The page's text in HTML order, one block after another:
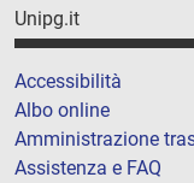
Unipg.it
Accessibilità
Albo online
Amministrazione
Assistenza e FAQ